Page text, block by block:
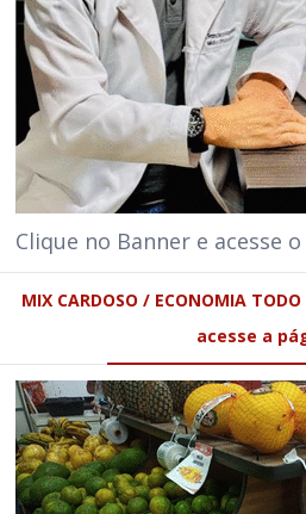
Clique no Banner e acesse
MIX CARDOSO / ECONOMIA
acesse a